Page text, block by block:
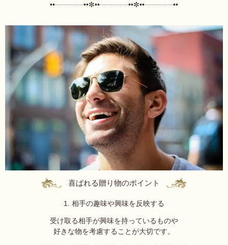
••┈┈┈┈••✼••┈┈┈┈••✼••┈┈┈┈••
喜ばれる贈り物のポイント
1. 相手の趣味や興味を反映する
受け取る相手が興味を持っているものや
好きな物を考慮することが大切です。